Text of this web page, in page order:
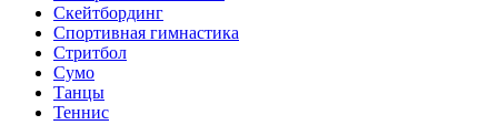
Скейтбординг
Спортивная гимнастика
Стритбол
Сумо
Танцы
Теннис